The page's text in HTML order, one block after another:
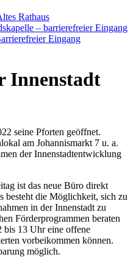
Rathaus
– barrierefreier Eingang
Eingang
Innenstadt
seine Pforten geöffnet.
am Johannismarkt 7 u. a.
der Innenstadtentwicklung
ist das neue Büro direkt
besteht die Möglichkeit, sich zu
in der Innenstadt zu
Förderprogrammen beraten
bis 13 Uhr eine offene
vorbeikommen können.
möglich.